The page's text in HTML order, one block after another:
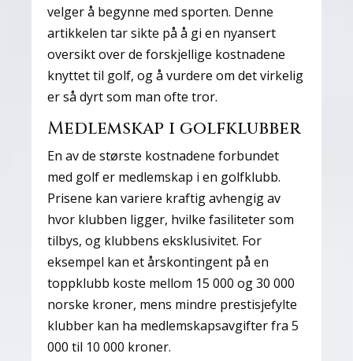
velger å begynne med sporten. Denne
artikkelen tar sikte på å gi en nyansert
oversikt over de forskjellige kostnadene
knyttet til golf, og å vurdere om det virkelig
er så dyrt som man ofte tror.
Medlemskap i golfklubber
En av de største kostnadene forbundet
med golf er medlemskap i en golfklubb.
Prisene kan variere kraftig avhengig av
hvor klubben ligger, hvilke fasiliteter som
tilbys, og klubbens eksklusivitet. For
eksempel kan et årskontingent på en
toppklubb koste mellom 15 000 og 30 000
norske kroner, mens mindre prestisjefylte
klubber kan ha medlemskapsavgifter fra 5
000 til 10 000 kroner.